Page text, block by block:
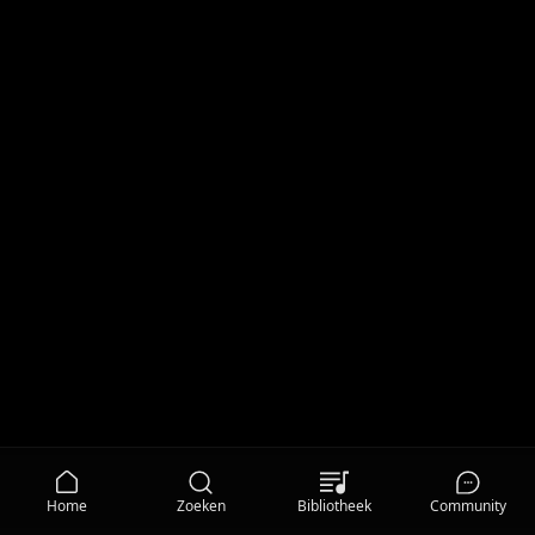
Home Zoeken Bibliotheek Community